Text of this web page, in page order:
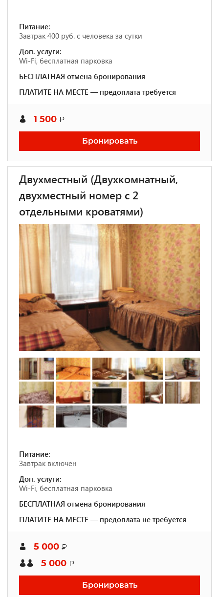
Питание:
Завтрак 400 руб. с человека за сутки
Доп. услуги:
Wi-Fi, бесплатная парковка
БЕСПЛАТНАЯ отмена бронирования
ПЛАТИТЕ НА МЕСТЕ — предоплата требуется
1 500 ₽
Бронировать
Двухместный (Двухкомнатный,
двухместный номер с 2
отдельными кроватями)
Питание:
Завтрак включен
Доп. услуги:
Wi-Fi, бесплатная парковка
БЕСПЛАТНАЯ отмена бронирования
ПЛАТИТЕ НА МЕСТЕ — предоплата не требуется
5 000 ₽
5 000 ₽
Бронировать